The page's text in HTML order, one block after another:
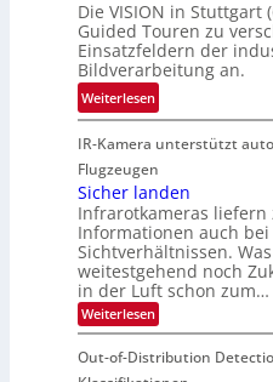
i
k
c
h
e
n
4
K
-
M
e
m
s
u
n
d
M
a
z
t
e
M
ö
g
l
i
c
h
k
e
i
t
e
c
k
k
e
h
d
e
r
i
n
V
I
S
I
O
Die VISION in Stuttgart
Guided Touren zu
Einsatzfeldern der
Bildverarbeitung an.
Weiterlesen:
G
u
i
d
e
d
T
o
u
r
IR-Kamera unterstützt
Flugzeugen
Sicher landen
Infrarotkameras liefern
Informationen auch
Sichtverhältnissen.
weitestgehend noch
in der Luft schon zum…
Weiterlesen:
S
c
Out-of-Distribution